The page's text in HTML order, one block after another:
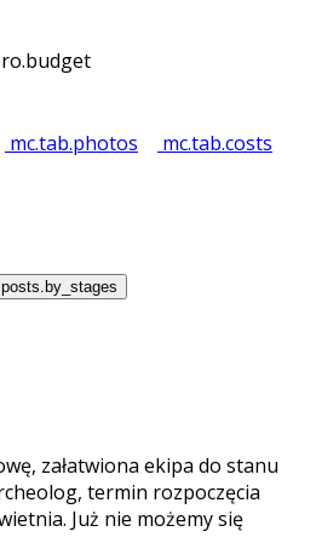
mc.tab.photos
mc.tab.costs
załatwiona ekipa do stanu
termin rozpoczęcia
Już nie możemy się